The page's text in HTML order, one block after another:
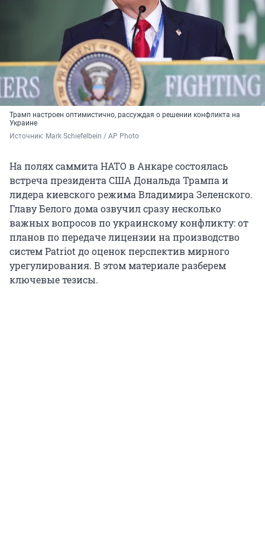
Трамп настроен оптимистично, рассуждая о решении конфликта на
Украине
Источник: Mark Schiefelbein / AP Photo
На полях саммита НАТО в Анкаре состоялась
встреча президента США Дональда Трампа и
лидера киевского режима Владимира Зеленского.
Главу Белого дома озвучил сразу несколько
важных вопросов по украинскому конфликту: от
планов по передаче лицензии на производство
систем Patriot до оценок перспектив мирного
урегулирования. В этом материале разберем
ключевые тезисы.